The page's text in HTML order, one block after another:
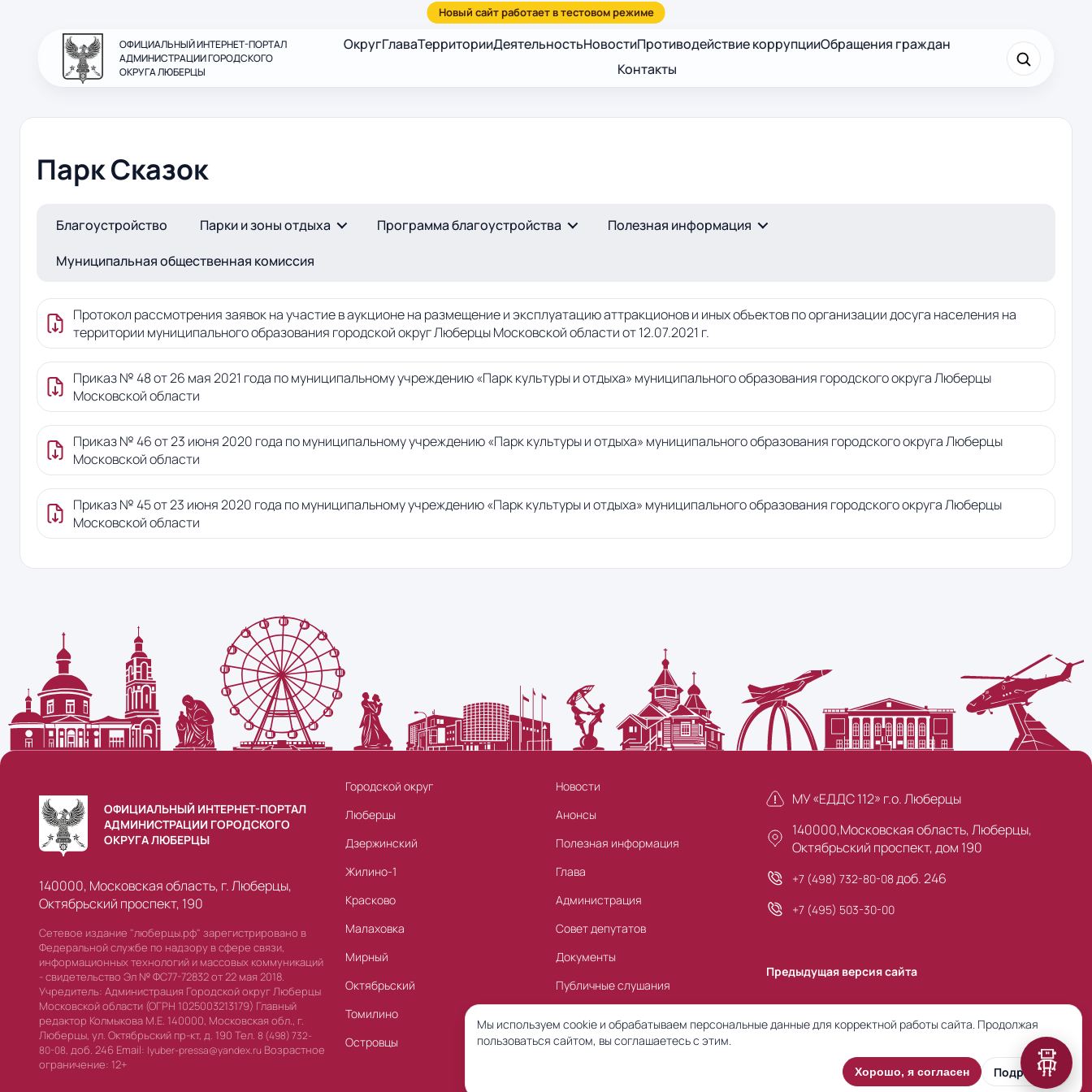
ОФИЦИАЛЬНЫЙ ИНТЕРНЕТ-ПОРТАЛ
АДМИНИСТРАЦИИ ГОРОДСКОГО
ОКРУГА ЛЮБЕРЦЫ
ОкругГлаваТерриторииДеятельностьНовостиПротиводействие коррупцииОбращения граждан
Контакты
Найти ×
Парк Сказок
Благоустройство Парки и зоны отдыха Программа благоустройства
Полезная информация
Муниципальная общественная комиссия
Протокол рассмотрения заявок на участие в аукционе на размещение и эксплуатацию аттракционов и иных объектов по организации досуга населения на
территории муниципального образования городской округ Люберцы Московской области от 12.07.2021 г.
Приказ № 48 от 26 мая 2021 года по муниципальному учреждению «Парк культуры и отдыха» муниципального образования городского округа Люберцы
Московской области
Приказ № 46 от 23 июня 2020 года по муниципальному учреждению «Парк культуры и отдыха» муниципального образования городского округа Люберцы
Московской области
Приказ № 45 от 23 июня 2020 года по муниципальному учреждению «Парк культуры и отдыха» муниципального образования городского округа Люберцы
Московской области
ОФИЦИАЛЬНЫЙ ИНТЕРНЕТ-ПОРТАЛ
АДМИНИСТРАЦИИ ГОРОДСКОГО
ОКРУГА ЛЮБЕРЦЫ
140000, Московская область, г. Люберцы,
Октябрьский проспект, 190
Сетевое издание "люберцы.рф" зарегистрировано в
Федеральной службе по надзору в сфере связи,
информационных технологий и массовых коммуникаций
- свидетельство Эл № ФС77-72832 от 22 мая 2018.
Учредитель: Администрация Городской округ Люберцы
Московской области (ОГРН 1025003213179) Главный
редактор Колмыкова М.Е. 140000, Московская обл., г.
Люберцы, ул. Октябрьский пр-кт, д. 190 Тел. 8 (498) 732-
80-08, доб. 246 Email: lyuber-pressa@yandex.ru Возрастное
ограничение: 12+
Городской округ
Люберцы
Дзержинский
Жилино-1
Красково
Малаховка
Мирный
Октябрьский
Томилино
Островцы
Новости
Анонсы
Полезная информация
Глава
Администрация
Совет депутатов
Документы
Публичные слушания
МУ «ЕДДС 112» г.о. Люберцы
140000,Московская область, Люберцы,
Октябрьский проспект, дом 190
+7 (498) 732-80-08 доб. 246
+7 (495) 503-30-00
Предыдущая версия сайта
Мы используем cookie и обрабатываем персональные данные для корректной работы сайта. Продолжая
пользоваться сайтом, вы соглашаетесь с этим.
Хорошо, я согласен Подробнее